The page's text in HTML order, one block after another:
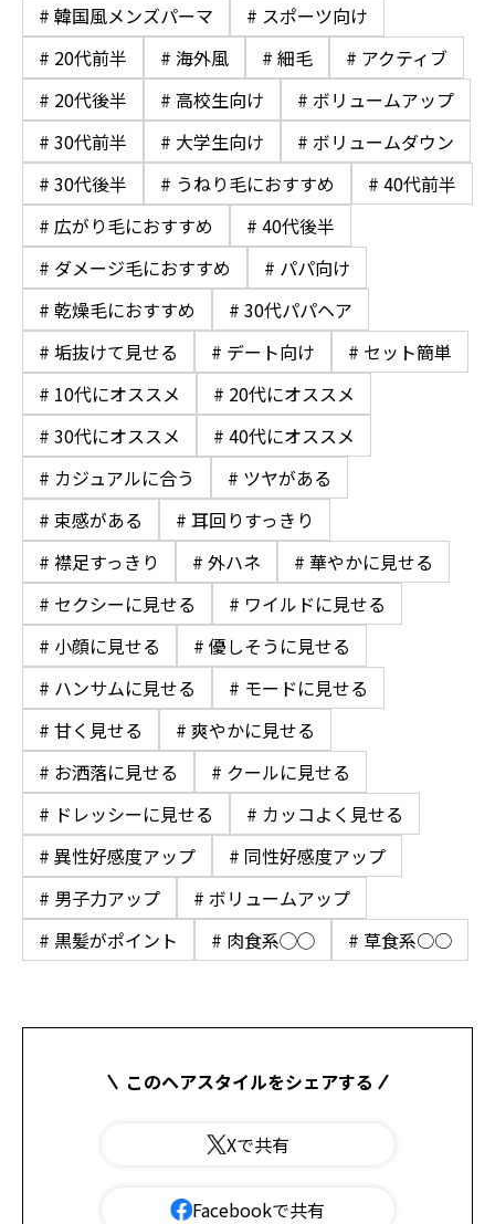
# 韓国風メンズパーマ
# スポーツ向け
# 20代前半
# 海外風 # 細毛
# アクティブ
# 20代後半
# 高校生向け
# ボリュームアップ
# 30代前半
# 大学生向け
# ボリュームダウン
# 30代後半
# うねり毛におすすめ
# 40代前半
# 広がり毛におすすめ
# 40代後半
# ダメージ毛におすすめ
# パパ向け
# 乾燥毛におすすめ
# 30代パパヘア
# 垢抜けて見せる
# デート向け
# セット簡単
# 10代にオススメ
# 20代にオススメ
# 30代にオススメ
# 40代にオススメ
# カジュアルに合う
# ツヤがある
# 束感がある
# 耳回りすっきり
# 襟足すっきり
# 外ハネ
# 華やかに見せる
# セクシーに見せる
# ワイルドに見せる
# 小顔に見せる
# 優しそうに見せる
# ハンサムに見せる
# モードに見せる
# 甘く見せる
# 爽やかに見せる
# お洒落に見せる
# クールに見せる
# ドレッシーに見せる
# カッコよく見せる
# 異性好感度アップ
# 同性好感度アップ
# 男子力アップ
# ボリュームアップ
# 黒髪がポイント
# 肉食系◯◯ # 草食系○○
このヘアスタイルをシェアする
Xで共有
Facebookで共有